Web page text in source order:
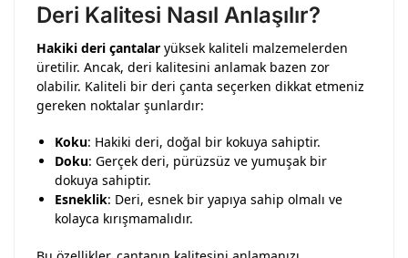
Deri Kalitesi Nasıl Anlaşılır?
Hakiki deri çantalar yüksek kaliteli malzemelerden
üretilir. Ancak, deri kalitesini anlamak bazen zor
olabilir. Kaliteli bir deri çanta seçerken dikkat etmeniz
gereken noktalar şunlardır:
Koku: Hakiki deri, doğal bir kokuya sahiptir.
Doku: Gerçek deri, pürüzsüz ve yumuşak bir
dokuya sahiptir.
Esneklik: Deri, esnek bir yapıya sahip olmalı ve
kolayca kırışmamalıdır.